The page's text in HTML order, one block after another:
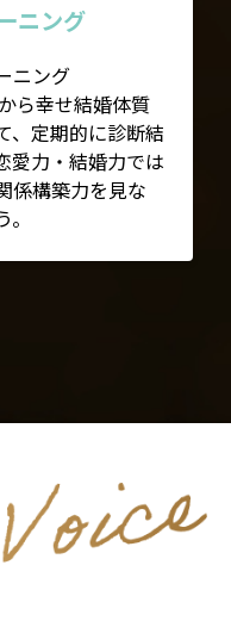
ニング
ニング
ら幸せ結婚体質
、定期的に診断結
愛力・結婚力では
係構築力を見な